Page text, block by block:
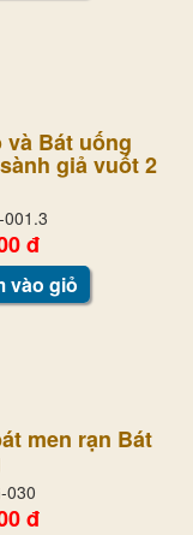
và Bát uống
giả vuốt 2
001.3
đ
vào giỏ
men rạn Bát
030
đ